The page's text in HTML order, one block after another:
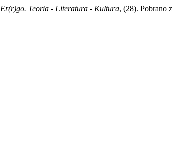
Er(r)go. Teoria - Literatura - Kultura, (28). Pobrano z